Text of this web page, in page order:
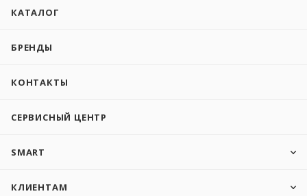
КАТАЛОГ
БРЕНДЫ
КОНТАКТЫ
СЕРВИСНЫЙ ЦЕНТР
SMART
КЛИЕНТАМ